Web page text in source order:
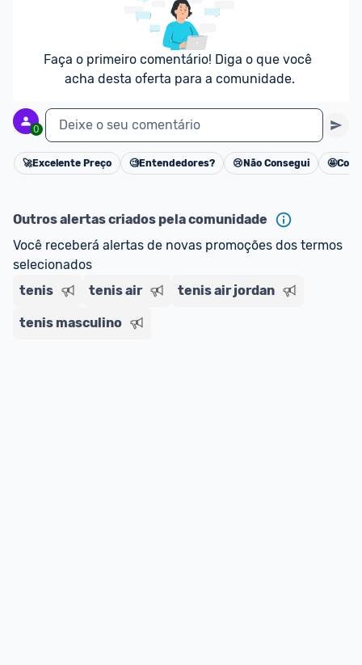
Faça o primeiro comentário! Diga o que você
acha desta oferta para a comunidade.
0 Deixe o seu comentário
Cancelar
🚀Excelente Preço 🧐Entendedores? 😢 Não Consegui 🤩
Outros alertas criados pela comunidade
Você receberá alertas de novas promoções dos termos
selecionados
tenis
tenis air tenis air jordan
tenis masculino